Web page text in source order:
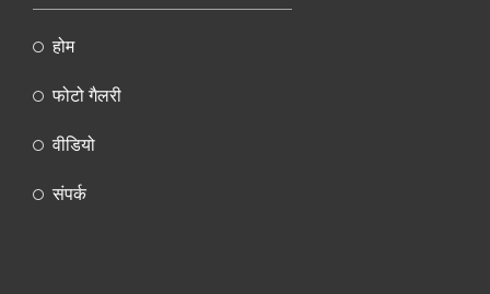
होम
फोटो गैलरी
वीडियो
संपर्क